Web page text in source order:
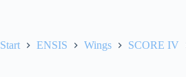
Start ENSIS Wings SCORE IV